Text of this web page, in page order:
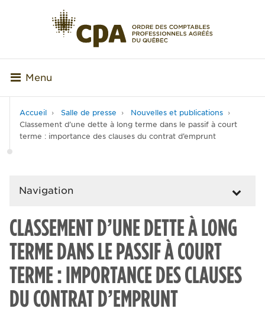
Menu
Accueil Salle de presse
Nouvelles et publications
Classement d’une dette à long terme dans le passif à court
terme : importance des clauses du contrat d’emprunt
Navigation
CLASSEMENT D’UNE DETTE À LONG
TERME DANS LE PASSIF À COURT
TERME : IMPORTANCE DES CLAUSES
DU CONTRAT D’EMPRUNT